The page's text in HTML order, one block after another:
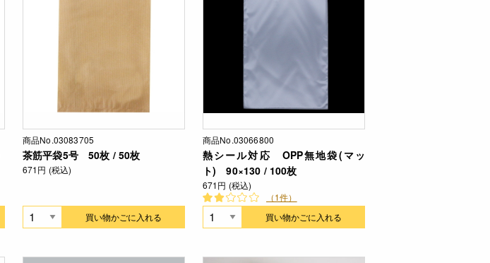
商品No.03083705
茶筋平袋5号 50枚 / 50枚
671円 (税込)
買い物かごに入れる
商品No.03066800
熱シール対応 OPP無地袋(マッ
ト) 90×130 / 100枚
671円 (税込)
（1件）
買い物かごに入れる